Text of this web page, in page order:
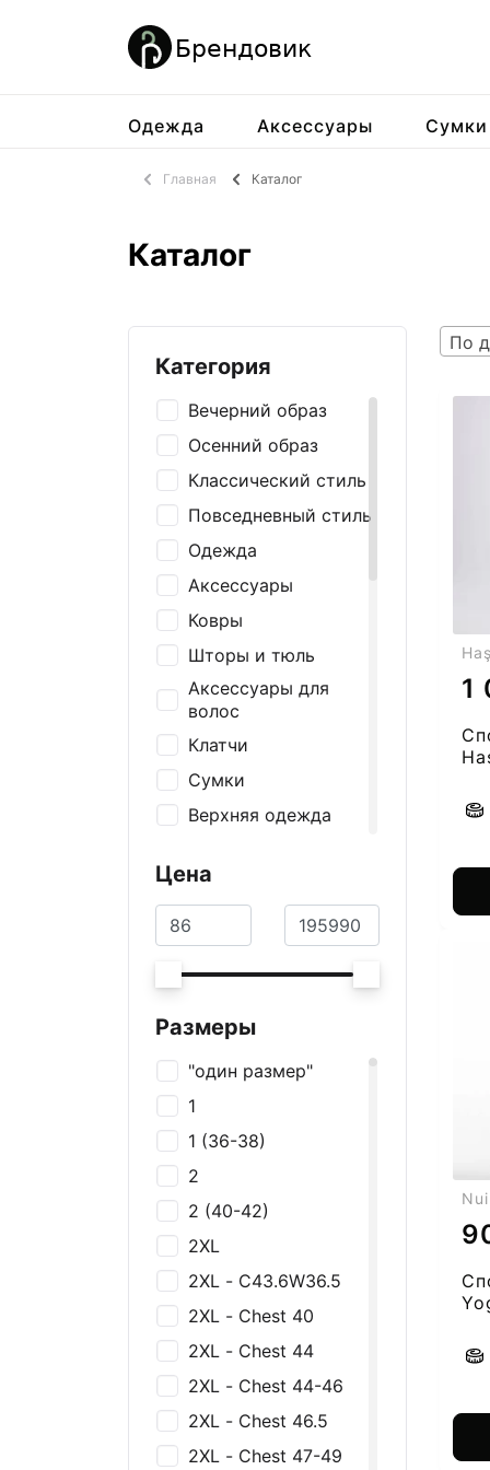
Одежда Аксессуары Сумки
Главная Каталог
Каталог
Категория
Вечерний образ
Осенний образ
Классический стиль
Повседневный стиль
Одежда
Аксессуары
Ковры
Шторы и тюль
Аксессуары для
волос
Клатчи
Сумки
Верхняя одежда
Носки
Шапки и перчатки
Галстуки
Нижнее белье
Футболки и майки
Рубашки
джемперы
Брюки, Джинсы,
Шорты
Платья и юбки
Спортивная одежда
Пиджаки и жакеты
Костюмы
Купальники
Цена
Размеры
"один размер"
1
1 (36-38)
2
2 (40-42)
2XL
2XL - C43.6W36.5
2XL - Chest 40
2XL - Chest 44
2XL - Chest 44-46
2XL - Chest 46.5
2XL - Chest 47-49
По
1